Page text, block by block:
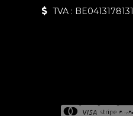
TVA : BE0413178131